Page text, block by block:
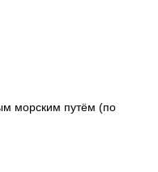
морским путём (по